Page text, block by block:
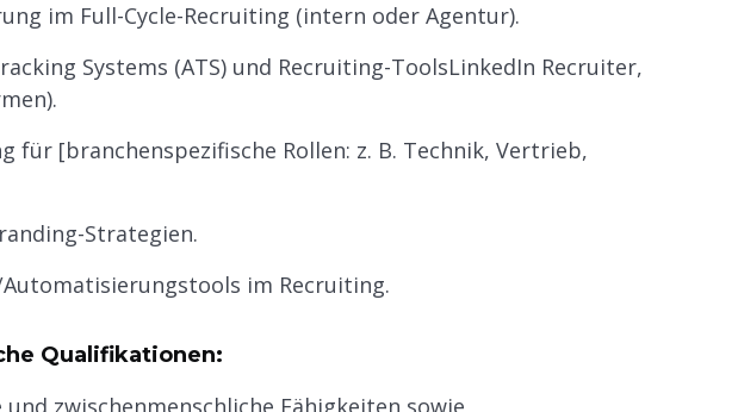
im Full-Cycle-Recruiting (intern oder Agentur).
Systems (ATS) und Recruiting-ToolsLinkedIn Recruiter,
für [branchenspezifische Rollen: z. B. Technik, Vertrieb,
Strategien.
im Recruiting.
Qualifikationen:
zwischenmenschliche Fähigkeiten sowie